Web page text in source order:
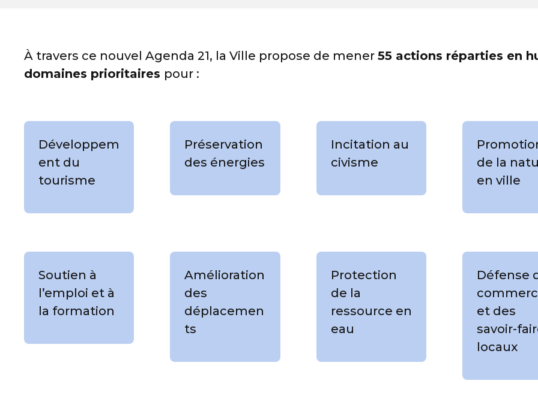
À travers ce nouvel Agenda 21, la Ville propose de mener 55 actions réparties en
domaines prioritaires pour :
Développem
ent du
tourisme
Préservation
des énergies
Incitation au
civisme
de la
en ville
Soutien à
l’emploi et à
la formation
Amélioration
des
déplacemen
ts
Protection
de la
ressource en
eau
Défense
et des
savoir-
locaux